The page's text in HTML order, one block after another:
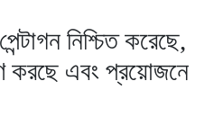
নিশ্চিত করেছে,
করছে এবং প্রয়োজনে